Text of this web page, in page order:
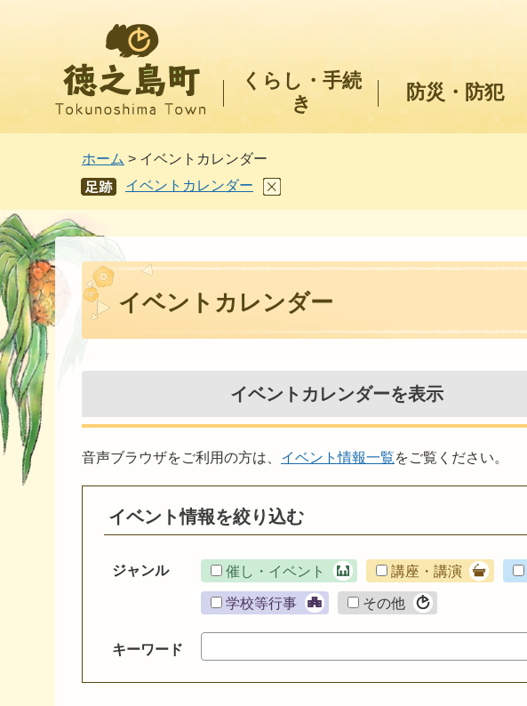
くらし・手続
き
防災・防犯
ホーム > イベントカレンダー
あし
あと
イベントカレンダー
イベントカレンダー
イベントカレンダーを表示
音声ブラウザをご利用の方は、 イベント情報一覧をご覧ください。
イベント情報を絞り込む
ジャンル 催し・イベント 講座・講演
学校等行事 その他
キーワード